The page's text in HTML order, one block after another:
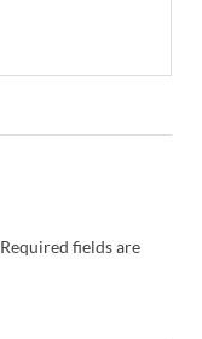
Required fields are